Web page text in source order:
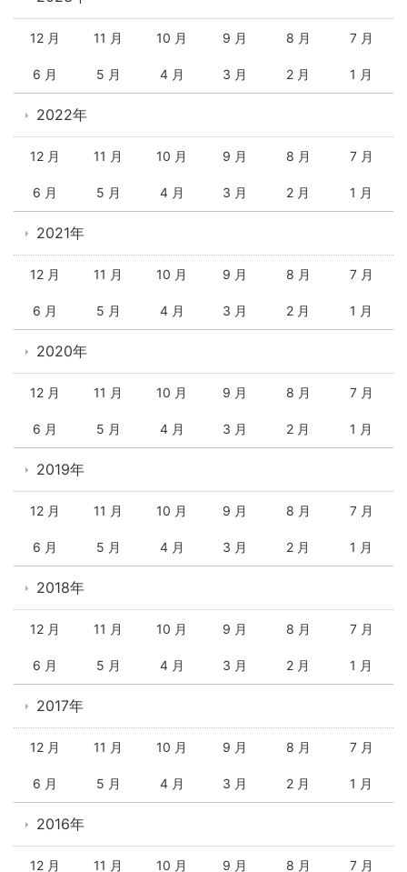
12 月 11 月 10 月 9 月 8 月 7 月
6 月 5 月 4 月 3 月 2 月 1 月
2022年
12 月 11 月 10 月 9 月 8 月 7 月
6 月 5 月 4 月 3 月 2 月 1 月
2021年
12 月 11 月 10 月 9 月 8 月 7 月
6 月 5 月 4 月 3 月 2 月 1 月
2020年
12 月 11 月 10 月 9 月 8 月 7 月
6 月 5 月 4 月 3 月 2 月 1 月
2019年
12 月 11 月 10 月 9 月 8 月 7 月
6 月 5 月 4 月 3 月 2 月 1 月
2018年
12 月 11 月 10 月 9 月 8 月 7 月
6 月 5 月 4 月 3 月 2 月 1 月
2017年
12 月 11 月 10 月 9 月 8 月 7 月
6 月 5 月 4 月 3 月 2 月 1 月
2016年
12 月 11 月 10 月 9 月 8 月 7 月